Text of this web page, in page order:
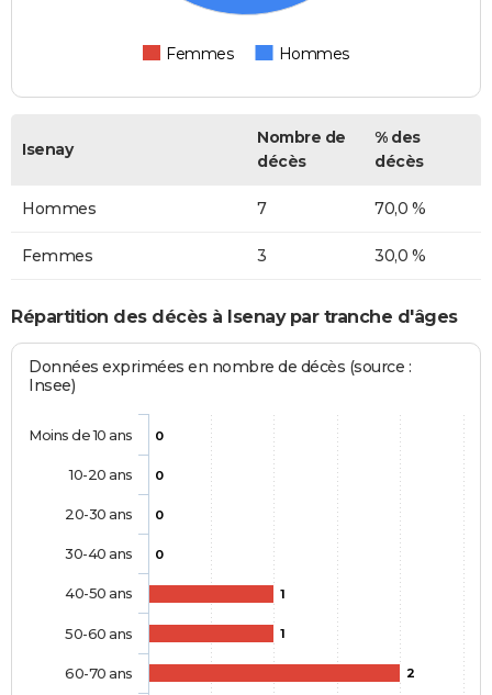
Femmes Hommes
Isenay
Nombre de
décès
% des
décès
Hommes 7 70,0 %
Femmes 3 30,0 %
Répartition des décès à Isenay par tranche d'âges
Données exprimées en nombre de décès (source :
Insee)
0
0
0
0
1
1
2
Moins de 10 ans
10-20 ans
20-30 ans
30-40 ans
40-50 ans
50-60 ans
60-70 ans